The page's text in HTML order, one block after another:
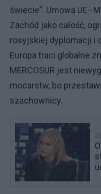
świecie”. Umowa
Zachód jako całość,
rosyjskiej dyplomacji i
Europa traci globalne
MERCOSUR jest
mocarstw, bo
szachownicy.